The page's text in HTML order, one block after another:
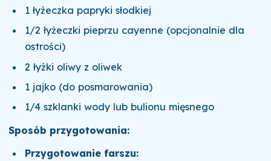
1 łyżeczka papryki słodkiej
1/2 łyżeczki pieprzu cayenne (opcjonalnie dla
ostrości)
2 łyżki oliwy z oliwek
1 jajko (do posmarowania)
1/4 szklanki wody lub bulionu mięsnego
Sposób przygotowania:
Przygotowanie farszu: